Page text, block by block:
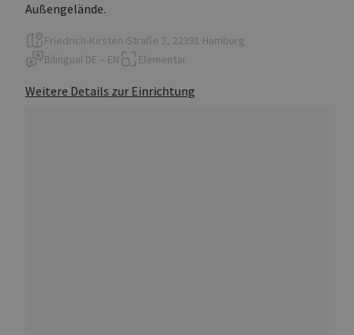
Außengelände.
Friedrich-Kirsten-Straße 2, 22391 Hamburg
Bilingual DE – EN Elementar
Weitere Details zur Einrichtung